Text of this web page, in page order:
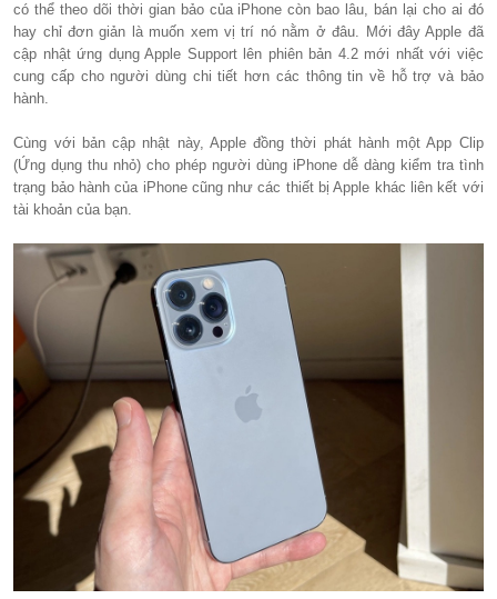
có thể theo dõi thời gian bảo của iPhone còn bao lâu, bán lại cho ai đó
hay chỉ đơn giản là muốn xem vị trí nó nằm ở đâu. Mới đây Apple đã
cập nhật ứng dụng Apple Support lên phiên bản 4.2 mới nhất với việc
cung cấp cho người dùng chi tiết hơn các thông tin về hỗ trợ và bảo
hành.
Cùng với bản cập nhật này, Apple đồng thời phát hành một App Clip
(Ứng dụng thu nhỏ) cho phép người dùng iPhone dễ dàng kiểm tra tình
trạng bảo hành của iPhone cũng như các thiết bị Apple khác liên kết với
tài khoản của bạn.